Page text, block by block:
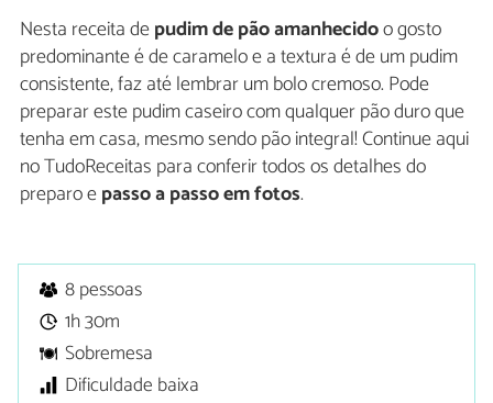
Nesta receita depudim de pão amanhecidoo gosto
predominante é de caramelo e a textura é de um pudim
consistente, faz até lembrar um bolo cremoso. Pode
preparar este pudim caseiro com qualquer pão duro que
tenha em casa, mesmo sendo pão integral! Continue aqui
no TudoReceitas para conferir todos os detalhes do
preparo epasso a passo em fotos.
8 pessoas
1h 30m
Sobremesa
Dificuldade baixa